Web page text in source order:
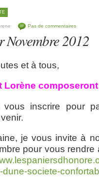
Pas de commentaires
Novembre 2012
et à tous,
Lorène
inscrire pour
je vous invite à
pour vous
dune-societe-